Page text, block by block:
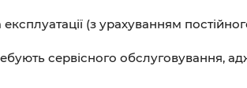
(з урахуванням
сервісного обслуговування,